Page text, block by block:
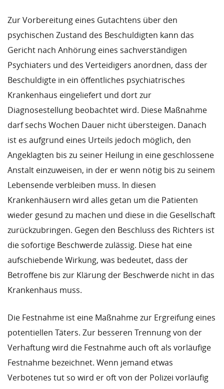
Zur Vorbereitung eines Gutachtens über den
psychischen Zustand des Beschuldigten kann das
Gericht nach Anhörung eines sachverständigen
Psychiaters und des Verteidigers anordnen, dass der
Beschuldigte in ein öffentliches psychiatrisches
Krankenhaus eingeliefert und dort zur
Diagnosestellung beobachtet wird. Diese Maßnahme
darf sechs Wochen Dauer nicht übersteigen. Danach
ist es aufgrund eines Urteils jedoch möglich, den
Angeklagten bis zu seiner Heilung in eine geschlossene
Anstalt einzuweisen, in der er wenn nötig bis zu seinem
Lebensende verbleiben muss. In diesen
Krankenhäusern wird alles getan um die Patienten
wieder gesund zu machen und diese in die Gesellschaft
zurückzubringen. Gegen den Beschluss des Richters ist
die sofortige Beschwerde zulässig. Diese hat eine
aufschiebende Wirkung, was bedeutet, dass der
Betroffene bis zur Klärung der Beschwerde nicht in das
Krankenhaus muss.
Die Festnahme ist eine Maßnahme zur Ergreifung eines
potentiellen Täters. Zur besseren Trennung von der
Verhaftung wird die Festnahme auch oft als vorläufige
Festnahme bezeichnet. Wenn jemand etwas
Verbotenes tut so wird er oft von der Polizei vorläufig